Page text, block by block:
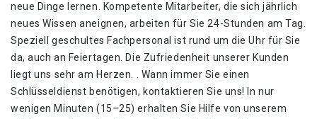
neue Dinge lernen. Kompetente Mitarbeiter, die sich jährlich
neues Wissen aneignen, arbeiten für Sie 24-Stunden am Tag.
Speziell geschultes Fachpersonal ist rund um die Uhr für Sie
da, auch an Feiertagen. Die Zufriedenheit unserer Kunden
liegt uns sehr am Herzen. . Wann immer Sie einen
Schlüsseldienst benötigen, kontaktieren Sie uns! In nur
wenigen Minuten (15–25) erhalten Sie Hilfe von unserem